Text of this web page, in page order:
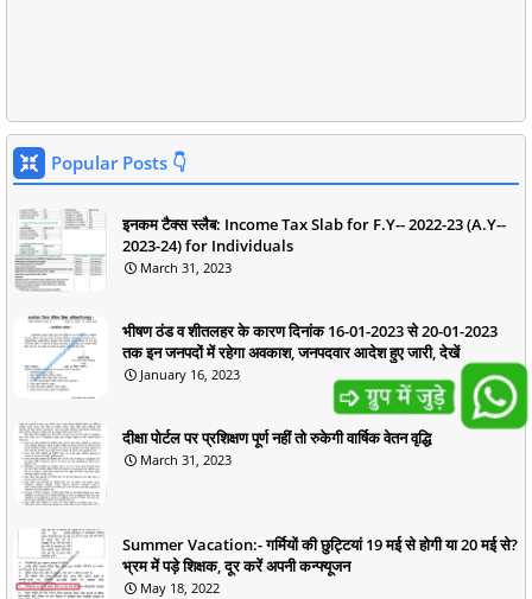
Popular Posts 👇
इनकम टैक्स स्लैब: Income Tax Slab for F.Y-- 2022-23 (A.Y--
2023-24) for Individuals
March 31, 2023
भीषण ठंड व शीतलहर के कारण दिनांक 16-01-2023 से 20-01-2023
तक इन जनपदों में रहेगा अवकाश, जनपदवार आदेश हुए जारी, देखें
January 16, 2023
दीक्षा पोर्टल पर प्रशिक्षण पूर्ण नहीं तो रुकेगी वार्षिक वेतन वृद्धि
March 31, 2023
Summer Vacation:- गर्मियों की छुट्टियां 19 मई से होगी या 20 मई से?
भ्रम में पड़े शिक्षक, दूर करें अपनी कन्फ्यूजन
May 18, 2022